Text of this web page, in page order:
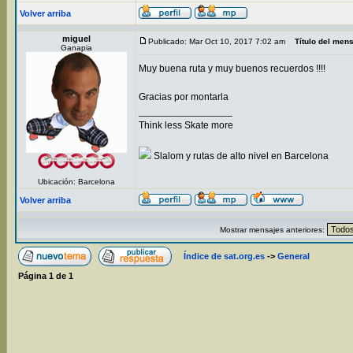
Volver arriba
miguel
Ganapia
Ubicación: Barcelona
Publicado: Mar Oct 10, 2017 7:02 am Título del
Muy buena ruta y muy buenos recuerdos !!!!
Gracias por montarla
Think less Skate more
Slalom y rutas de alto nivel en Barcelona
Volver arriba
Mostrar mensajes anteriores:
Índice de sat.org.es -> General
Página 1 de 1